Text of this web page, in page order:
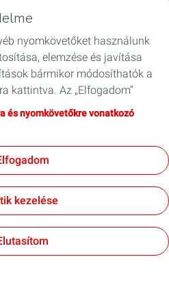
hírekről a
information by
szabályzat
nyomkövetőket használunk
elemzése és javítása
bármikor módosíthatók a
kattintva. Az „Elfogadom”
valamennyi cookie
„Elutasítom” gombra kattint,
További információkért
adatokra és nyomkövetőkre
és nyomkövetőkre vonatkozó
kezelése